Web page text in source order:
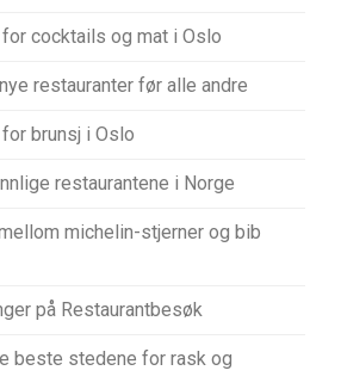
cocktails og mat i Oslo
restauranter før alle andre
brunsj i Oslo
restaurantene i Norge
michelin-stjerner og bib
på Restaurantbesøk
beste stedene for rask og